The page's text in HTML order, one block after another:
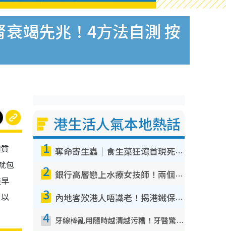
竭先兆！4方法自測 按
包
港生活人氣本地熱話
1 奪命寄生蟲｜食生菜狂瀉首現死者！疫潮惡化錄1.8萬宗病例 揭洗菜3大謬誤
2 銀行高層戀上水療女技師！兩個月借128萬驚覺「沉船」沉落火海 揭背後疑似邪教操控賣淫
3 內地客歎港人唔識老！揭港鐵保鮮級冷氣 港人求放過：咪投訴
4 牙線棒亂用隨時越清越污糟！牙醫驚揭盲目過戶細菌恐致蛀牙：呢種先係日常真保養